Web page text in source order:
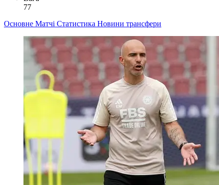
77
Основне Матчі Статистика Новини трансфери